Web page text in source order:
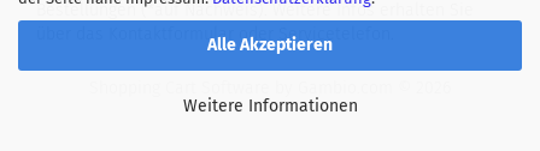
Alle Akzeptieren
Weitere Informationen
Bestellungen (*auf Nachweis). Weitere Infos erhalten Sie
über das Kontaktformular oder Servicetelefon.